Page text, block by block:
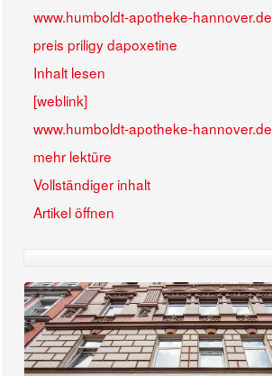
www.humboldt-apotheke-hannover.de
preis priligy dapoxetine
Inhalt lesen
[weblink]
www.humboldt-apotheke-hannover.de
mehr lektüre
Vollständiger inhalt
Artikel öffnen